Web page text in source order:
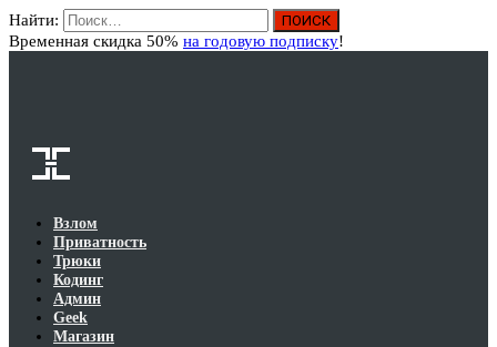
Найти:
Временная скидка 50% на годовую подписку!
Взлом
Приватность
Трюки
Кодинг
Админ
Geek
Магазин